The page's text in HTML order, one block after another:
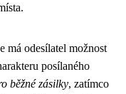
má odesílatel možnost
posílaného
běžné zásilky, zatímco